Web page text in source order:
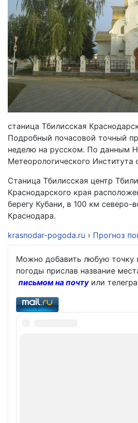
станица Тбилисская
Подробный почасовой точный
неделю на русском. По данным
Метеорологического Института
Станица Тбилисская центр
Краснодарского края
берегу Кубани, в 100 км северо-
Краснодара.
krasnodar-pogoda.ru › Прогноз
Можно добавить любую точку
погоды прислав название
письмом на почтуили